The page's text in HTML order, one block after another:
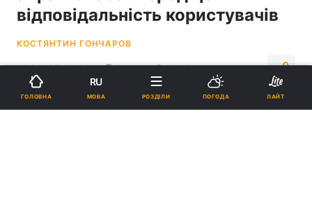
відповідальність користувачів
КОСТЯНТИН ГОНЧАРОВ
12:34, 25.09.20 3 хв. 1343
Підпишіться на нас в Google
ГОЛОВНА
RU
МОВА РОЗДІЛИ ПОГОДА ЛАЙТ